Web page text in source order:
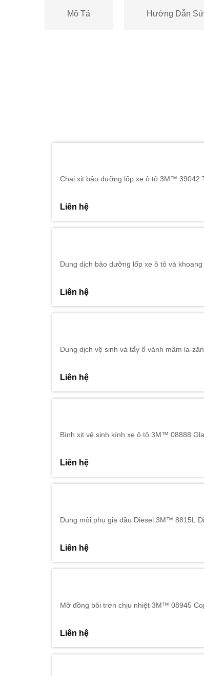
Mô Tả Hướng Dẫn
Chai xịt bảo dưỡng lốp xe ô tô 3M™ 39042
Liên hệ
Dung dịch bảo dưỡng lốp xe ô tô và
Liên hệ
Dung dịch vệ sinh và tẩy ố vành mâm la-
Liên hệ
Bình xịt vệ sinh kính xe ô tô 3M™ 08888
Liên hệ
Dung môi phụ gia dầu Diesel 3M™ 8815L
Liên hệ
Mỡ đồng bôi trơn chịu nhiệt 3M™ 08945
Liên hệ